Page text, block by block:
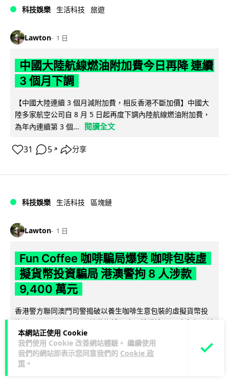
本網站正使用 Cookie
我們使用 Cookie 改善網站體驗。 繼續使用
我們的網站即表示您同意我們的 Cookie 政
策 。
科技娛樂 生活科技 旅遊
Lawton 1 日
中國大陸航線燃油附加費今日再降 連續
3 個月下調
【中國大陸連續 3 個月減附加費，相反香港不斷加價】中國大
陸多家航空公司自 8 月 5 日起再度下調內陸航線燃油附加費，
為年內連續第 3 個...
閱讀全文
31 5 ↗ 分享
科技娛樂 生活科技 區塊鏈
Lawton 1 日
Fun Coffee 咖啡騙局爆煲 咖啡包裝虛
擬貨幣投資騙局 港澳警拘 8 人涉款
9,400 萬元
香港警方聯同澳門司警搗破以養生咖啡生意包裝的虛擬貨幣投
資騙局 Fun Coffee，兩地共拘捕 8 人，接獲逾 200 宗舉報，涉
款 9,4... 閱讀全文
118 9↗ 分享